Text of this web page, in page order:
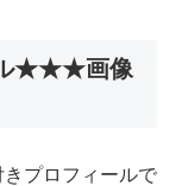
ル★★★画像
プロフィールで